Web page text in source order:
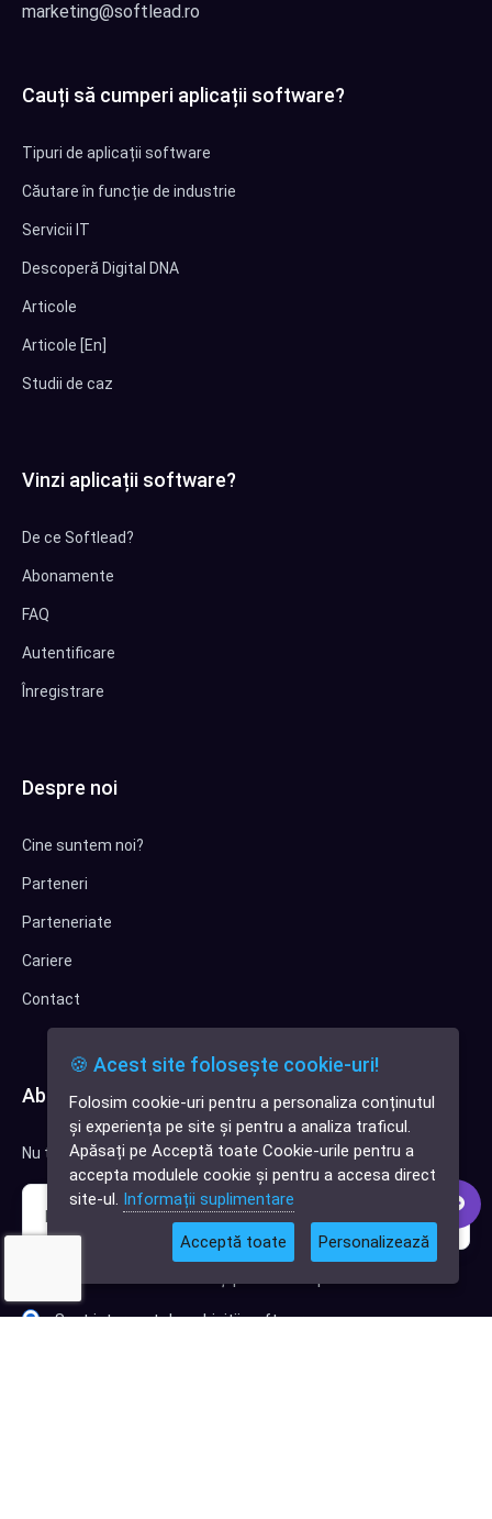
✕
Cauți o aplicație
software?
marketing@softlead.ro
Cauți să cumperi aplicații software?
Tipuri de aplicații software
Căutare în funcție de industrie
Servicii IT
Descoperă Digital DNA
Articole
Articole [En]
Studii de caz
Vinzi aplicații software?
De ce Softlead?
Abonamente
FAQ
Autentificare
Înregistrare
Despre noi
Cine suntem noi?
Parteneri
Parteneriate
Cariere
Contact
Abonează-te la newsletter
Nu trimitem spam, deci nu îți face griji.
Sunt interesat de achiziții software
🍪 Acest site folosește cookie-uri!
Folosim cookie-uri pentru a personaliza conținutul
și experiența pe site și pentru a analiza traficul.
Apăsați pe Acceptă toate Cookie-urile pentru a
accepta modulele cookie și pentru a accesa direct
site-ul. Informații suplimentare
Acceptă toate Personalizează